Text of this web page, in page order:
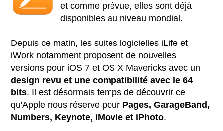
et comme prévue, elles sont déjà
disponibles au niveau mondial.
Depuis ce matin, les suites logicielles iLife et
iWork notamment proposent de nouvelles
versions pour iOS 7 et OS X Mavericks avec un
design revu et une compatibilité avec le 64
bits. Il est désormais temps de découvrir ce
qu'Apple nous réserve pour Pages, GarageBand,
Numbers, Keynote, iMovie et iPhoto.